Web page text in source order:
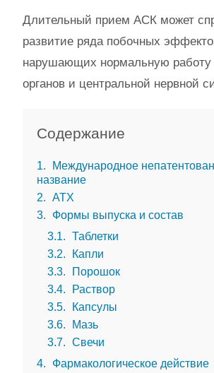
Длительный прием АСК может
развитие ряда побочных
нарушающих нормальную работу
органов и центральной нервной
Содержание
1
Международное
название
2
АТХ
3
Формы выпуска и состав
3.1
Таблетки
3.2
Капли
3.3
Порошок
3.4
Раствор
3.5
Капсулы
3.6
Мазь
3.7
Свечи
4
Фармакологическое действие